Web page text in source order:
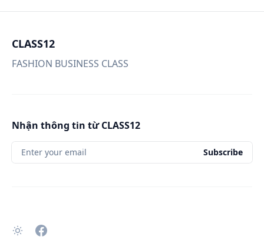
CLASS12
FASHION BUSINESS CLASS
Nhận thông tin từ CLASS12
Enter your email Subscribe